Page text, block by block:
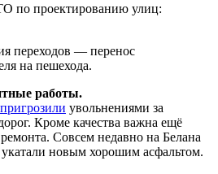
по проектированию улиц:
переходов — перенос
на пешехода.
работы.
пригрозили увольнениями за
Кроме качества важна ещё
ремонта. Совсем недавно на Белана
новым хорошим асфальтом.